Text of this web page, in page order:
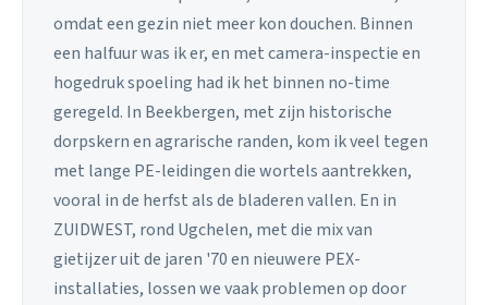
omdat een gezin niet meer kon douchen. Binnen
een halfuur was ik er, en met camera-inspectie en
hogedruk spoeling had ik het binnen no-time
geregeld. In Beekbergen, met zijn historische
dorpskern en agrarische randen, kom ik veel tegen
met lange PE-leidingen die wortels aantrekken,
vooral in de herfst als de bladeren vallen. En in
ZUIDWEST, rond Ugchelen, met die mix van
gietijzer uit de jaren '70 en nieuwere PEX-
installaties, lossen we vaak problemen op door